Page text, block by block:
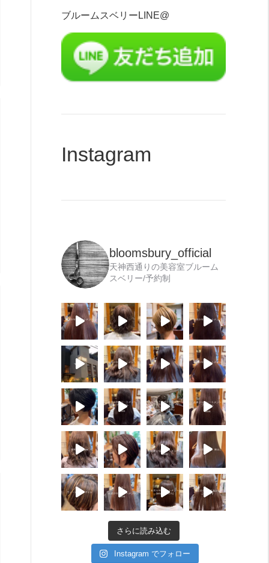
入
ブルームスベリーLINE@
Instagram
bloomsbury_official
天神西通りの美容室ブルーム
スベリー/予約制
さらに読み込む
Instagram でフォロー